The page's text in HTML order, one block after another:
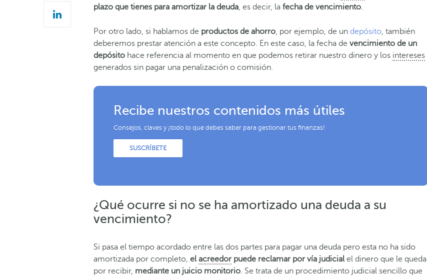
plazo que tienes para amortizar la deuda, es decir, la fecha de vencimiento.
Por otro lado, si hablamos de productos de ahorro, por ejemplo, de un depósito, también
deberemos prestar atención a este concepto. En este caso, la fecha de vencimiento de un
depósito hace referencia al momento en que podemos retirar nuestro dinero y los intereses
generados sin pagar una penalización o comisión.
Recibe nuestros contenidos más útiles
Consejos, claves y ¡todo lo que debes saber para gestionar tus finanzas!
SUSCRÍBETE
¿Qué ocurre si no se ha amortizado una deuda a su
vencimiento?
Si pasa el tiempo acordado entre las dos partes para pagar una deuda pero esta no ha sido
amortizada por completo, elacreedor puede reclamar por vía judicialel dinero que le queda
por recibir, mediante un juicio monitorio. Se trata de un procedimiento judicial sencillo que